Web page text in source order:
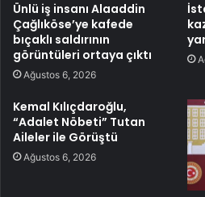
Ünlü iş insanı Alaaddin
Çağlıköse’ye kafede
bıçaklı saldırının
görüntüleri ortaya çıktı
Ağustos 6, 2026
Kemal Kılıçdaroğlu,
“Adalet Nöbeti” Tutan
Aileler ile Görüştü
Ağustos 6, 2026